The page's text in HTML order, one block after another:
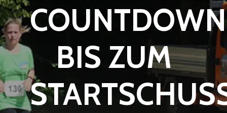
COUNTDOWN
BIS ZUM